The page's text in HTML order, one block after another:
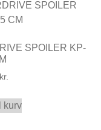
SPOILER KP-
kr.
kurv